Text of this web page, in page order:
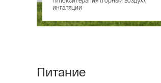
ингаляции
Питание